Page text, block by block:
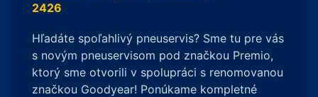
275/50
109V
MO
2426
Hľadáte spoľahlivý pneuservis? Sme tu pre vás
s novým pneuservisom pod značkou Premio,
ktorý sme otvorili v spolupráci s renomovanou
značkou Goodyear! Ponúkame kompletné